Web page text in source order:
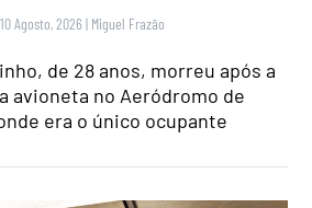
Agosto, 2026 | Miguel Frazão
de 28 anos, morreu após a
avioneta no Aeródromo de
era o único ocupante